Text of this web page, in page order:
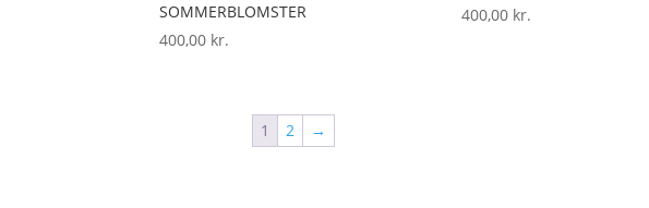
SOMMERBLOMSTER
400,00 kr.
400,00 kr.
1 2 →